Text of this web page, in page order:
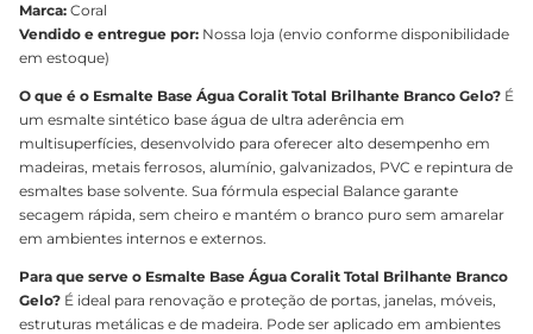
Marca: Coral
Vendido e entregue por: Nossa loja (envio conforme disponibilidade
em estoque)
O que é o Esmalte Base Água Coralit Total Brilhante Branco Gelo? É
um esmalte sintético base água de ultra aderência em
multisuperfícies, desenvolvido para oferecer alto desempenho em
madeiras, metais ferrosos, alumínio, galvanizados, PVC e repintura de
esmaltes base solvente. Sua fórmula especial Balance garante
secagem rápida, sem cheiro e mantém o branco puro sem amarelar
em ambientes internos e externos.
Para que serve o Esmalte Base Água Coralit Total Brilhante Branco
Gelo? É ideal para renovação e proteção de portas, janelas, móveis,
estruturas metálicas e de madeira. Pode ser aplicado em ambientes